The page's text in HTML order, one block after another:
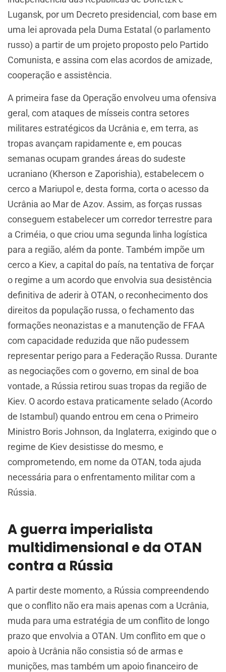
Lugansk, por um Decreto presidencial, com base em
uma lei aprovada pela Duma Estatal (o parlamento
russo) a partir de um projeto proposto pelo Partido
Comunista, e assina com elas acordos de amizade,
cooperação e assistência.
A primeira fase da Operação envolveu uma ofensiva
geral, com ataques de mísseis contra setores
militares estratégicos da Ucrânia e, em terra, as
tropas avançam rapidamente e, em poucas
semanas ocupam grandes áreas do sudeste
ucraniano (Kherson e Zaporishia), estabelecem o
cerco a Mariupol e, desta forma, corta o acesso da
Ucrânia ao Mar de Azov. Assim, as forças russas
conseguem estabelecer um corredor terrestre para
a Criméia, o que criou uma segunda linha logística
para a região, além da ponte. Também impõe um
cerco a Kiev, a capital do país, na tentativa de forçar
o regime a um acordo que envolvia sua desistência
definitiva de aderir à OTAN, o reconhecimento dos
direitos da população russa, o fechamento das
formações neonazistas e a manutenção de FFAA
com capacidade reduzida que não pudessem
representar perigo para a Federação Russa. Durante
as negociações com o governo, em sinal de boa
vontade, a Rússia retirou suas tropas da região de
Kiev. O acordo estava praticamente selado (Acordo
de Istambul) quando entrou em cena o Primeiro
Ministro Boris Johnson, da Inglaterra, exigindo que o
regime de Kiev desistisse do mesmo, e
comprometendo, em nome da OTAN, toda ajuda
necessária para o enfrentamento militar com a
Rússia.
A guerra imperialista
multidimensional e da OTAN
contra a Rússia
A partir deste momento, a Rússia compreendendo
que o conflito não era mais apenas com a Ucrânia,
muda para uma estratégia de um conflito de longo
prazo que envolvia a OTAN. Um conflito em que o
apoio à Ucrânia não consistia só de armas e
munições, mas também um apoio financeiro de